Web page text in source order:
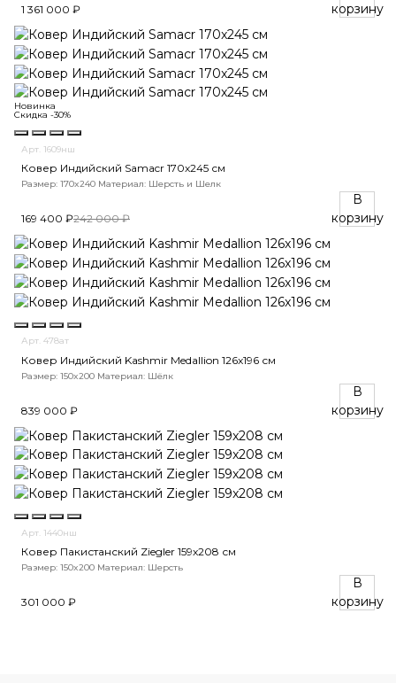
1 361 000 ₽
корзину
Новинка
Скидка -30%
Арт. 1609нш
Ковер Индийский Samacr 170x245 см
Размер: 170x240 Материал: Шерсть и Шелк
169 400 ₽242 000 ₽
В
корзину
Арт. 478ат
Ковер Индийский Kashmir Medallion 126x196 см
Размер: 150x200 Материал: Шёлк
839 000 ₽
В
корзину
Арт. 1440нш
Ковер Пакистанский Ziegler 159x208 см
Размер: 150x200 Материал: Шерсть
301 000 ₽
В
корзину